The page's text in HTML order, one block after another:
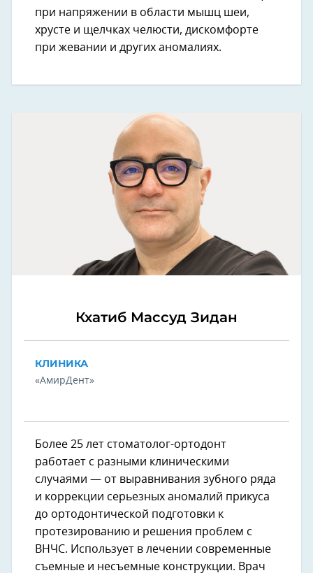
при напряжении в области мышц шеи,
хрусте и щелчках челюсти, дискомфорте
при жевании и других аномалиях.
Кхатиб Массуд Зидан
КЛИНИКА
«АмирДент»
Более 25 лет стоматолог-ортодонт
работает с разными клиническими
случаями — от выравнивания зубного ряда
и коррекции серьезных аномалий прикуса
до ортодонтической подготовки к
протезированию и решения проблем с
ВНЧС. Использует в лечении современные
съемные и несъемные конструкции. Врач